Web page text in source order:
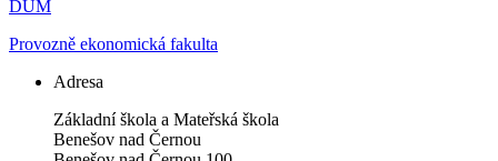
DUM
Provozně ekonomická fakulta
Adresa
Základní škola a Mateřská škola
Benešov nad Černou